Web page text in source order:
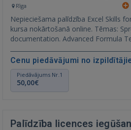
Rīga
Nepieciešama palīdzība Excel Skills
kursa nokārtošanā online. Tēmas: Spreadsheet design and
documentation. Advanced Formula
Cenu piedāvājumi no
Piedāvājums Nr.1
50,00€
Palīdzība licences